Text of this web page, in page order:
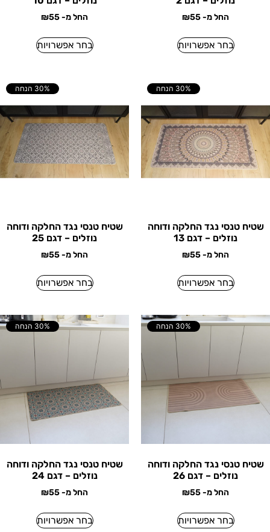
החל מ- ₪55
בחר אפשרויות
החל מ- ₪55
בחר אפשרויות
30% הנחה
שטיח טנסי נגד החלקה ודוחה
נוזלים – דגם 13
החל מ- ₪55
בחר אפשרויות
30% הנחה
שטיח טנסי נגד החלקה ודוחה
נוזלים – דגם 25
החל מ- ₪55
בחר אפשרויות
30% הנחה
שטיח טנסי נגד החלקה ודוחה
נוזלים – דגם 26
החל מ- ₪55
בחר אפשרויות
30% הנחה
שטיח טנסי נגד החלקה ודוחה
נוזלים – דגם 24
החל מ- ₪55
בחר אפשרויות